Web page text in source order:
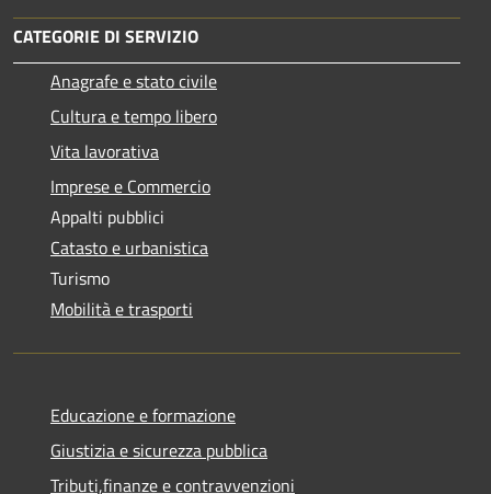
CATEGORIE DI SERVIZIO
Anagrafe e stato civile
Cultura e tempo libero
Vita lavorativa
Imprese e Commercio
Appalti pubblici
Catasto e urbanistica
Turismo
Mobilità e trasporti
Educazione e formazione
Giustizia e sicurezza pubblica
Tributi,finanze e contravvenzioni